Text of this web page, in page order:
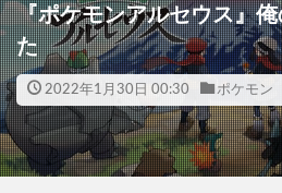
『ポケモンアルセウス』
た
2022年1月30日 00:30 ポケモン